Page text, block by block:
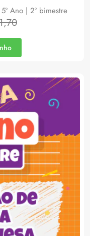
Ano | 2° bimestre